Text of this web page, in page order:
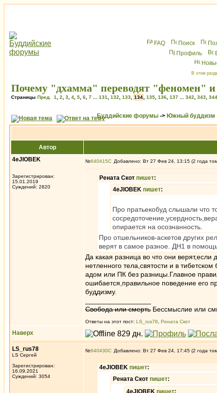
FAQ Поиск
Профиль
В этом
Почему "дхамма" переводят "феномен" и
Страницы Пред. 1 2 3 4 5 6 7 131 132 133 134 135 136 137 342 343 344
Буддийские форумы -> Южный буддизм
Автор
4eJIOBEK
Зарегистрирован:
15.01.2019
Суждений: 2820
№640415 Добавлено: Вт 27 Фев 24, 13:15 (2 года
Рената Скот пишет:
4eJIOBEK пишет:
Про пратьекобуд слышали что
опирается на осознанность.
Про отшельников-аскетов других
верят в самое разное. ДН1 в
Да какая разница во что они верят,если
нетленного тела,святости и в
адом или ПК без разницы.Главное
ошибается,правильное поведение его
буддизму.
Свобода или смерть Бессмыслие или
Ответы на этот пост: LS_rus78 Рената Скот
Наверх
LS_rus78
LS Сергей
Зарегистрирован:
16.09.2021
Суждений: 3054
№640430 Добавлено: Вт 27 Фев 24, 17:45 (2 года
4eJIOBEK пишет:
Рената Скот пишет:
4eJIOBEK пишет: